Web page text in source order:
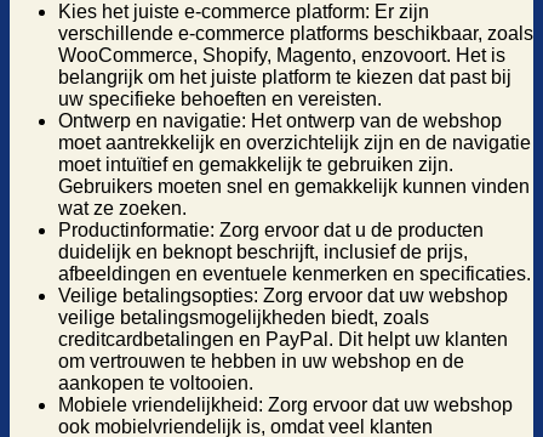
Kies het juiste e-commerce platform: Er zijn
verschillende e-commerce platforms beschikbaar, zoals
WooCommerce, Shopify, Magento, enzovoort. Het is
belangrijk om het juiste platform te kiezen dat past bij
uw specifieke behoeften en vereisten.
Ontwerp en navigatie: Het ontwerp van de webshop
moet aantrekkelijk en overzichtelijk zijn en de navigatie
moet intuïtief en gemakkelijk te gebruiken zijn.
Gebruikers moeten snel en gemakkelijk kunnen vinden
wat ze zoeken.
Productinformatie: Zorg ervoor dat u de producten
duidelijk en beknopt beschrijft, inclusief de prijs,
afbeeldingen en eventuele kenmerken en specificaties.
Veilige betalingsopties: Zorg ervoor dat uw webshop
veilige betalingsmogelijkheden biedt, zoals
creditcardbetalingen en PayPal. Dit helpt uw klanten
om vertrouwen te hebben in uw webshop en de
aankopen te voltooien.
Mobiele vriendelijkheid: Zorg ervoor dat uw webshop
ook mobielvriendelijk is, omdat veel klanten